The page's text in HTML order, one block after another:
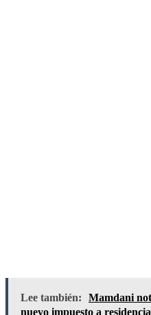
Lee también:
Mamdani
nuevo impuesto a